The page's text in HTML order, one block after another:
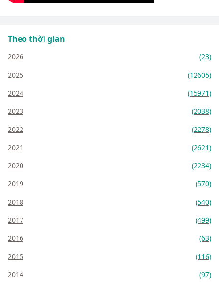
Theo thời gian
2026
(23)
2025
(12605)
2024
(15971)
2023
(2038)
2022
(2278)
2021
(2621)
2020
(2234)
2019
(570)
2018
(540)
2017
(499)
2016
(63)
2015
(116)
2014
(97)